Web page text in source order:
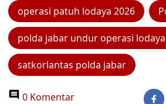
operasi patuh lodaya 2026
polda jabar undur operasi
satkorlantas polda jabar
0 Komentar